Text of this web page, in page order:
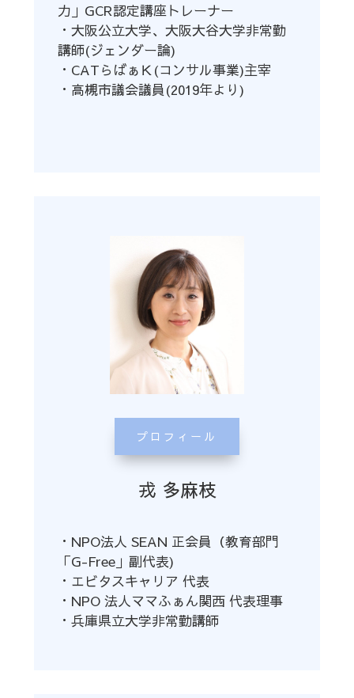
力」 GCR認定講座トレーナー
・大阪公立大学、大阪大谷大学非常勤
講師(ジェンダー論)
・CATらばぁＫ (コンサル事業)主宰
・高槻市議会議員(2019年より)
プロフィール
戎 多麻枝
・NPO法人 SEAN 正会員（教育部門
「G-Free」副代表)
・エビタスキャリア 代表
・NPO 法人ママふぁん関西 代表理事
・兵庫県立大学非常勤講師